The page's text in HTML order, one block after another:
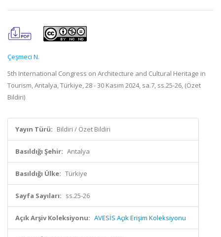
Çeşmeci N.
5th International Congress on Architecture and Cultural Heritage in
Tourism, Antalya, Türkiye, 28 - 30 Kasım 2024, sa.7, ss.25-26, (Özet
Bildiri)
Yayın Türü: Bildiri / Özet Bildiri
Basıldığı Şehir: Antalya
Basıldığı Ülke: Türkiye
Sayfa Sayıları: ss.25-26
Açık Arşiv Koleksiyonu: AVESİS Açık Erişim Koleksiyonu